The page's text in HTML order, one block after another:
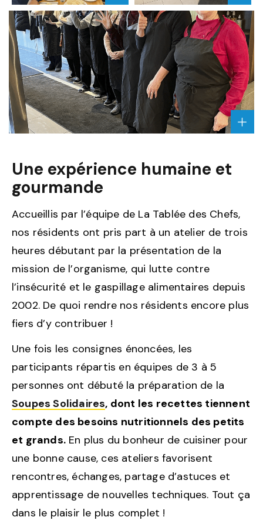
L'IMAGE
""
""
Une expérience humaine et
gourmande
Accueillis par l’équipe de La Tablée des Chefs,
nos résidents ont pris part à un atelier de trois
heures débutant par la présentation de la
mission de l’organisme, qui lutte contre
l’insécurité et le gaspillage alimentaires depuis
2002. De quoi rendre nos résidents encore plus
fiers d’y contribuer !
Une fois les consignes énoncées, les
participants répartis en équipes de 3 à 5
personnes ont débuté la préparation de la
Soupes Solidaires, dont les recettes tiennent
compte des besoins nutritionnels des petits
et grands. En plus du bonheur de cuisiner pour
une bonne cause, ces ateliers favorisent
rencontres, échanges, partage d’astuces et
apprentissage de nouvelles techniques. Tout ça
dans le plaisir le plus complet !